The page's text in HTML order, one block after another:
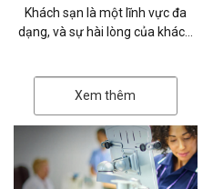
Khách sạn là một lĩnh vực đa
dạng, và sự hài lòng của khách
k...
Xem thêm